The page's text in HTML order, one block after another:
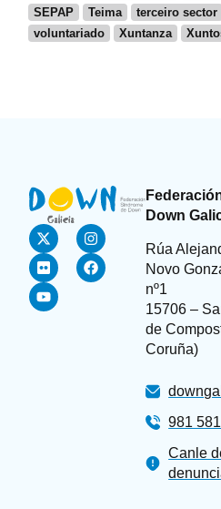
SEPAP
Teima terceiro sector
voluntariado
Xuntanza
Down
Rúa
Novo
nº1
15706 –
de
Coruña)
981
Canle